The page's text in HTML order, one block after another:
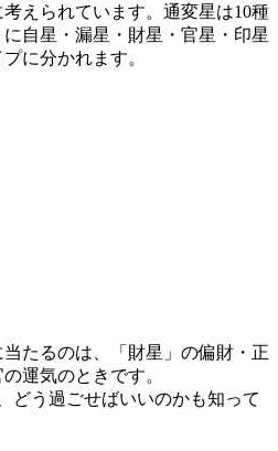
えられています。通変星は10種
自星・漏星・財星・官星・印星
に分かれます。
たるのは、「財星」の偏財・正
運気のときです。
どう過ごせばいいのかも知って